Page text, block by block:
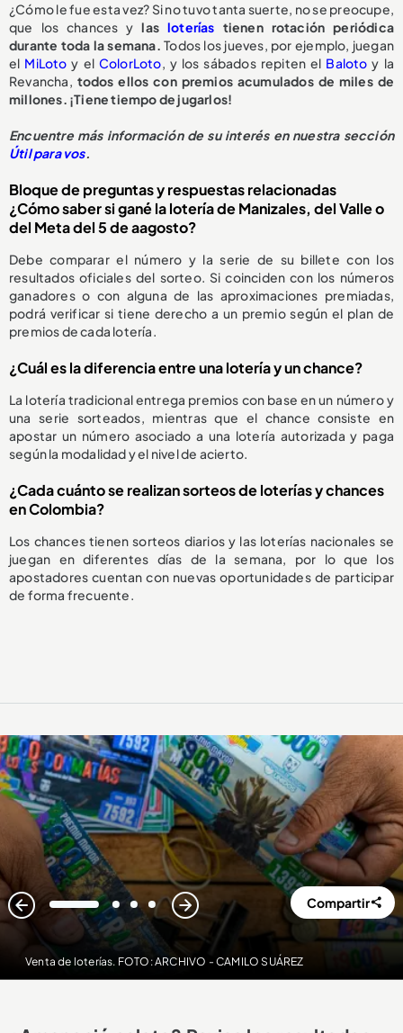
¿Cómo le fue esta vez? Si no tuvo tanta suerte, no se preocupe,
que los chances ylasloterías tienen rotación periódica
durante toda la semana. Todos los jueves, por ejemplo, juegan
el MiLoto y el ColorLoto, y los sábados repiten el Baloto y la
Revancha, todos ellos con premios acumulados de miles de
millones. ¡Tiene tiempo de jugarlos!
Encuentre más información de su interés en nuestra sección
Útil para vos.
Bloque de preguntas y respuestas relacionadas
¿Cómo saber si gané la lotería de Manizales, del Valle o
del Meta del 5 de aagosto?
Debe comparar el número y la serie de su billete con los
resultados oficiales del sorteo. Si coinciden con los números
ganadores o con alguna de las aproximaciones premiadas,
podrá verificar si tiene derecho a un premio según el plan de
premios de cada lotería.
¿Cuál es la diferencia entre una lotería y un chance?
La lotería tradicional entrega premios con base en un número y
una serie sorteados, mientras que el chance consiste en
apostar un número asociado a una lotería autorizada y paga
según la modalidad y el nivel de acierto.
¿Cada cuánto se realizan sorteos de loterías y chances
en Colombia?
Los chances tienen sorteos diarios y las loterías nacionales se
juegan en diferentes días de la semana, por lo que los
apostadores cuentan con nuevas oportunidades de participar
de forma frecuente.
Venta de loterías. FOTO: ARCHIVO - CAMILO SUÁREZ
1 2 3 4 Compartir